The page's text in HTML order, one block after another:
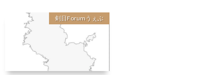
剣日Forumうぇぶ